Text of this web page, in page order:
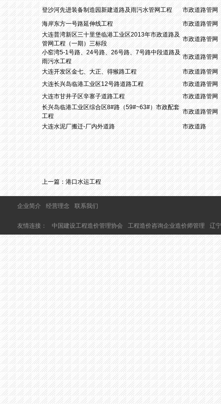
登沙河先进装备制造园新建道路及雨污水管网工程
市政道路管网
海岸东方一号路延伸线工程
市政道路管网
大连普湾新区三十里堡临港工业区2013年市政道路及
管网工程（一期）三标段
市政道路管网
小窑湾5-1号路、24号路、26号路、7号路中段道路及
雨污水工程
市政道路管网
大连开发区金七、大正、得猴路工程
市政道路管网
大连长兴岛临港工业区12号路道路工程
市政道路管网
大连市甘井子区辛寨子道路工程
市政道路管网
长兴岛临港工业区综合区8#路（59#~63#）市政配套
工程
市政道路管网
大连水泥厂搬迁-厂内外道路 市政道路
上一篇：港口水运工程
企业简介 经营理念 联系我们
友情连接： 中国建设工程造价管理协会 工程造价咨询企业造价师管理 辽